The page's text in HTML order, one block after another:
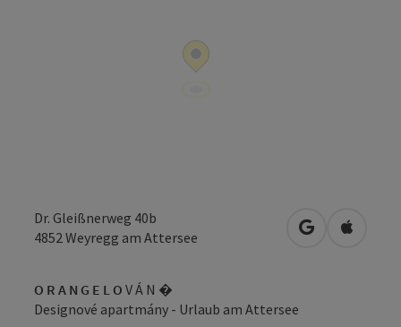
Dr. Gleißnerweg 40b
4852 Weyregg am Attersee Otevřít vOtevřít
O R A N G E L O V Á N �
Designové apartmány - Urlaub am Attersee